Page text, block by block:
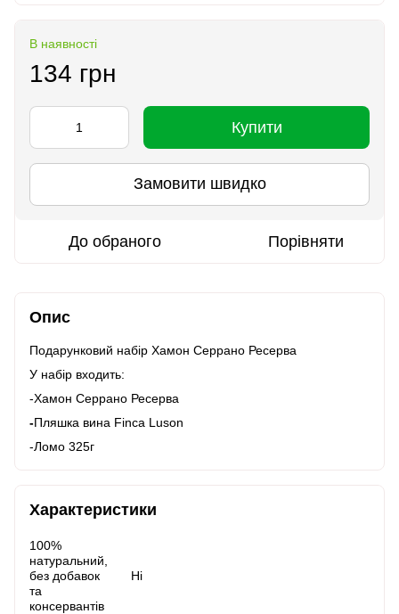
В наявності
134 грн
Купити
Замовити швидко
До обраного Порівняти
Опис
Подарунковий набір Хамон Серрано Ресерва
У набір входить:
-Хамон Серрано Ресерва
-Пляшка вина Finca Luson
-Ломо 325г
Характеристики
100%
натуральний,
без добавок
та
консервантів
Ні